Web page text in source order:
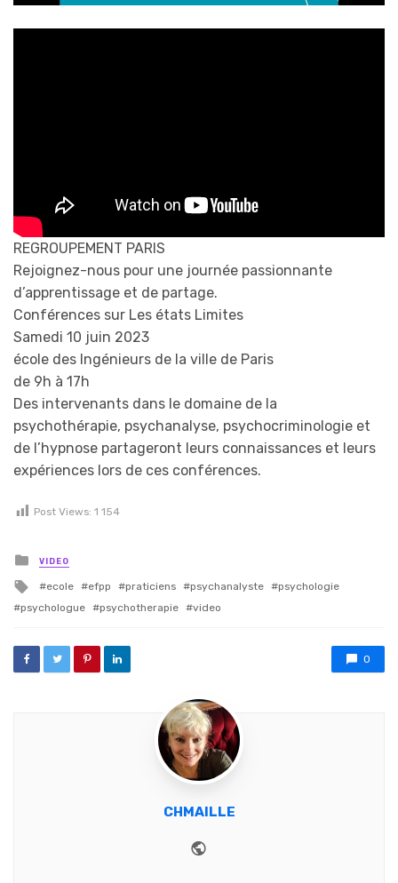
REGROUPEMENT PARIS
Rejoignez-nous pour une journée passionnante
d’apprentissage et de partage.
Conférences sur Les états Limites
Samedi 10 juin 2023
école des Ingénieurs de la ville de Paris
de 9h à 17h
Des intervenants dans le domaine de la
psychothérapie, psychanalyse, psychocriminologie et
de l’hypnose partageront leurs connaissances et leurs
expériences lors de ces conférences.
Post Views: 1 154
Posted in
VIDEO
Tagged with
ecole efpp praticiens psychanalyste
psychologie
psychologue
psychotherapie video
0
CHMAILLE